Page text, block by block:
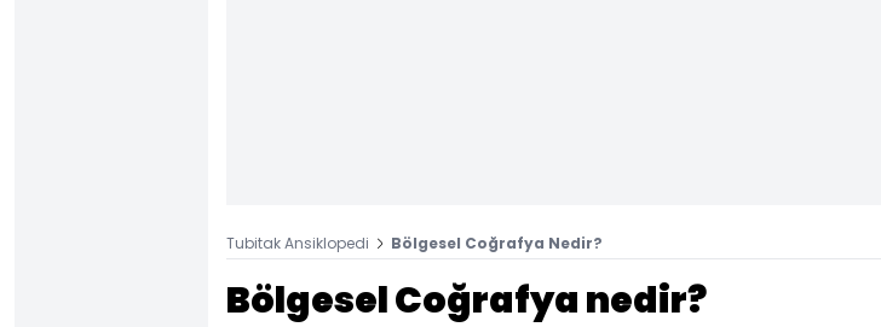
Tubitak Ansiklopedi Bölgesel Coğrafya Nedir?
Bölgesel Coğrafya nedir?